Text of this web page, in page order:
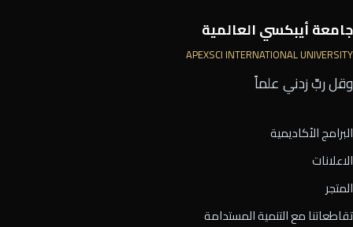
جامعة أيبكسي العالمية
APEXSCI INTERNATIONAL UNIVERSITY
وقل ربِّ زدني علماً
البرامج الأكاديمية
الاعلانات
المتجر
تقاطعاتنا مع التنمية المستدامة